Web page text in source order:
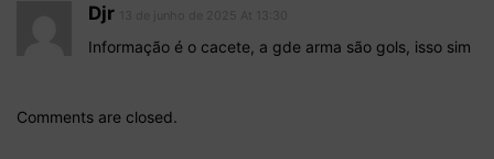
Djr
Informação é o cacete, a gde arma são gols, isso sim
Comments are closed.